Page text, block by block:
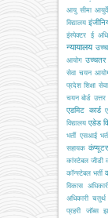
आयु सीमा
विद्यालय
इंस्पेक्टर ई
न्यायालय
आयोग उच्चतर
सेवा चयन
प्रदेश शिक्षा
चयन बोर्ड उत्तर
एडमिट कार्ड
विद्यालय एडेड
भर्ती एसआई
सहायक कंप्यूटर
कांस्टेबल जीडी
कॉन्स्टेबल भर्ती
विकास
अधिकारी चतुर्थ
प्रहरी
जॉब्स